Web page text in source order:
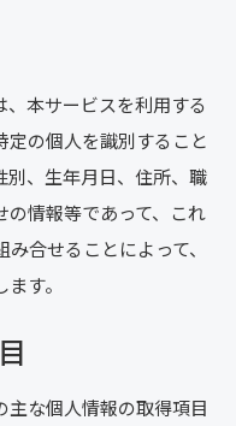
本サービスを利用する
の個人を識別すること
別、生年月日、住所、職
情報等であって、これ
合せることによって、
す。
な個人情報の取得項目